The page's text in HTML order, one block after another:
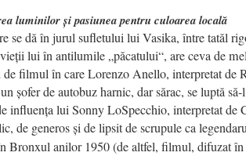
luminilor și pasiunea pentru culoarea locală
se dă în jurul sufletului lui Vasika, între tatăl
lui în antilumile „păcatului“, are ceva de
de filmul în care Lorenzo Anello, interpretat de
șofer de autobuz harnic, dar sărac, se luptă
influența lui Sonny LoSpecchio, interpretat de
de generos și de lipsit de scrupule ca
Bronxul anilor 1950 (de altfel, filmul, difuzat